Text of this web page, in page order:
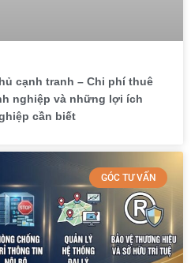
cạnh tranh – Chi phí thuê
nghiệp và những lợi ích
cần biết
GÓC TƯ VẤN